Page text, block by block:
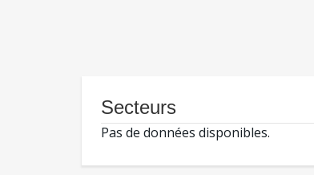
Secteurs
Pas de données disponibles.